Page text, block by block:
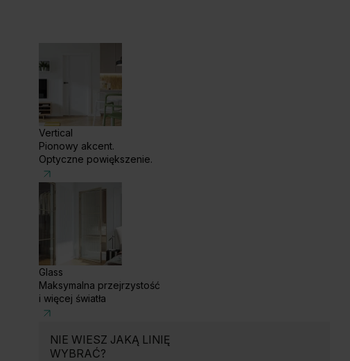
Vertical
Pionowy akcent.
Optyczne powiększenie.
Glass
Maksymalna przejrzystość
i więcej światła
NIE WIESZ JAKĄ LINIĘ
WYBRAĆ?